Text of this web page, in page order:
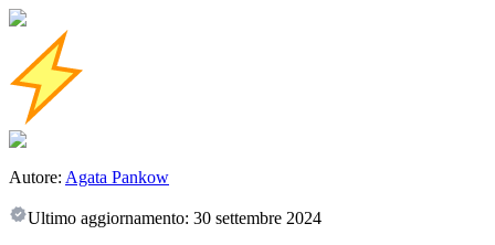
Autore: Agata Pankow
Ultimo aggiornamento: 30 settembre 2024